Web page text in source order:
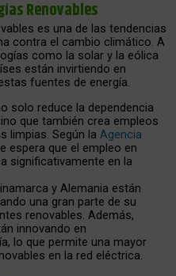
Renovables
es una de las tendencias
contra el cambio climático. A
como la solar y la eólica
están invirtiendo en
fuentes de energía.
solo reduce la dependencia
que también crea empleos
limpias. Según la Agencia
espera que el empleo en
significativamente en la
y Alemania están
una gran parte de su
renovables. Además,
innovando en
lo que permite una mayor
en la red eléctrica.